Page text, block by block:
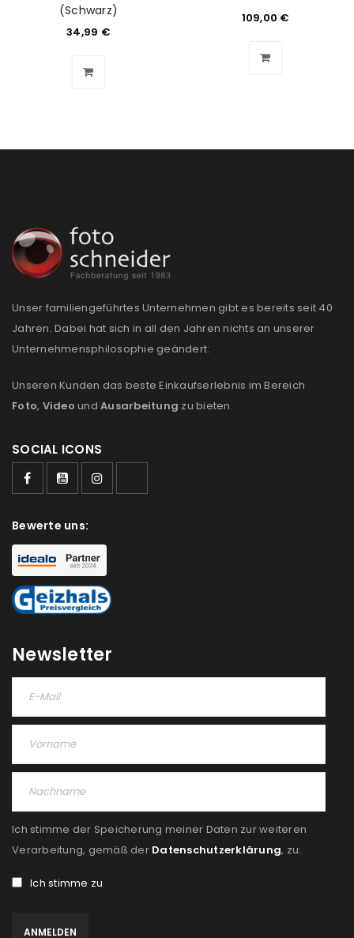
Angemeldet bleiben
E-Mail-Adresse*
deine E-Mail-Adresse gesendet.
NEWSLETTER ABONNIEREN
us
Ich stimme zu
Ja, ich möchte ein Kundenkonto eröffnen und
akzeptiere die
REGISTRIEREN
(Schwarz)
34,99 €
109,00 €
Unser familiengeführtes Unternehmen gibt es bereits seit 40
Jahren. Dabei hat sich in all den Jahren nichts an unserer
Unternehmensphilosophie geändert:
Unseren Kunden das beste Einkaufserlebnis im Bereich
Foto, Video und Ausarbeitung zu bieten.
SOCIAL ICONS
Bewerte uns:
Newsletter
Ich stimme der Speicherung meiner Daten zur weiteren
Verarbeitung, gemäß der Datenschutzerklärung, zu:
Ich stimme zu